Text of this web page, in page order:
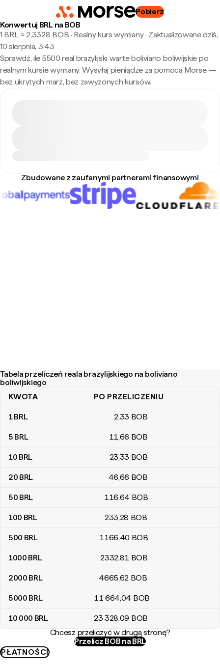
Pobierz
Konwertuj BRL na BOB
1 BRL ≈ 2,3328 BOB · Realny kurs wymiany· Zaktualizowane dziś,
10 sierpnia, 3:43
Sprawdź, ile 5500 real brazylijski warte boliviano boliwijskie po
realnym kursie wymiany. Wysyłaj pieniądze za pomocą Morse —
bez ukrytych marż, bez zawyżonych kursów.
Zbudowane z zaufanymi partnerami finansowymi
Tabela przeliczeń reala brazylijskiego na boliviano
boliwijskiego
Tabela przeliczeń reala brazylijskiego na boliviano boliwijskiego
KWOTA PO PRZELICZENIU
1BRL 2,33 BOB
5 BRL 11,66 BOB
10 BRL 23,33 BOB
20 BRL 46,66 BOB
50 BRL 116,64 BOB
100 BRL 233,28 BOB
500 BRL 1166,40 BOB
1000 BRL 2332,81 BOB
2000 BRL 4665,62 BOB
5000 BRL 11 664,04 BOB
10 000 BRL 23 328,09 BOB
Chcesz przeliczyć w drugą stronę?
Przelicz BOB na BRL
PŁATNOŚCI